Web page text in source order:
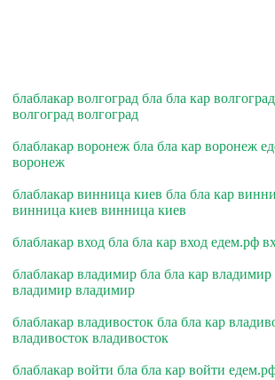
блаблакар волгоград бла бла кар
волгоград волгоград
блаблакар воронеж бла бла кар воронеж
воронеж
блаблакар винница киев бла бла кар
винница киев винница киев
блаблакар вход бла бла кар вход едем.рф
блаблакар владимир бла бла кар
владимир владимир
блаблакар владивосток бла бла кар
владивосток владивосток
блаблакар войти бла бла кар войти